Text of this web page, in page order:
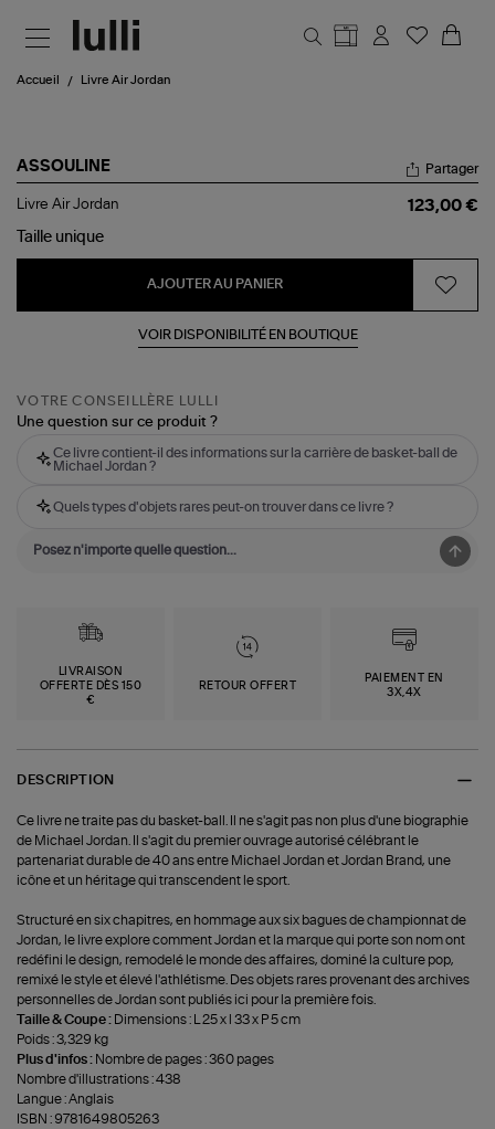
Accueil Livre Air Jordan
ASSOULINE
Livre
Jordan
Partager
Livre Air Jordan
123,00 €
Taille unique
AJOUTER AU PANIER
VOIR DISPONIBILITÉ EN BOUTIQUE
VOTRE CONSEILLÈRE LULLI
Une question sur ce produit ?
Ce livre contient-il des informations sur la carrière de basket-ball de
Michael Jordan ?
Quels types d'objets rares peut-on trouver dans ce livre ?
LIVRAISON
OFFERTE DÈS 150
€
RETOUR OFFERT
PAIEMENT EN
3X,4X
DESCRIPTION
Ce livre ne traite pas du basket-ball. Il ne s'agit pas non plus d'une biographie
de Michael Jordan. Il s'agit du premier ouvrage autorisé célébrant le
partenariat durable de 40 ans entre Michael Jordan et Jordan Brand, une
icône et un héritage qui transcendent le sport.
Structuré en six chapitres, en hommage aux six bagues de championnat de
Jordan, le livre explore comment Jordan et la marque qui porte son nom ont
redéfini le design, remodelé le monde des affaires, dominé la culture pop,
remixé le style et élevé l'athlétisme. Des objets rares provenant des archives
personnelles de Jordan sont publiés ici pour la première fois.
Taille & Coupe : Dimensions : L 25 x l 33 x P 5 cm
Poids : 3,329 kg
Plus d'infos : Nombre de pages : 360 pages
Nombre d'illustrations : 438
Langue : Anglais
ISBN : 9781649805263